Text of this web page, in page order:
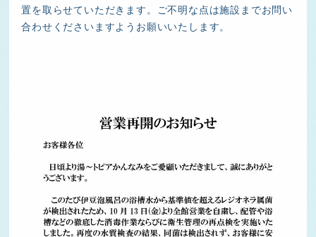
置を取らせていただきます。ご不明な点は施設までお問い
合わせくださいますようお願いいたします。